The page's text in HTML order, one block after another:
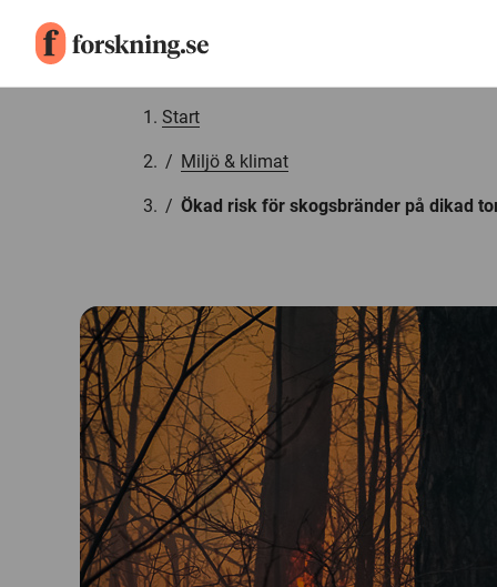
Start
/ Miljö & klimat
/ Ökad risk för skogsbränder på dikad